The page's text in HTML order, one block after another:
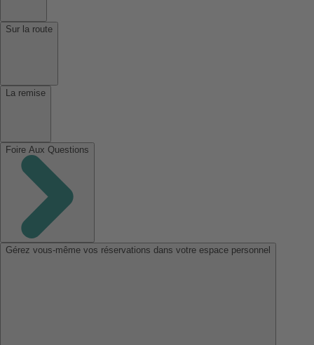
Sur la route
La remise
Foire Aux Questions
Gérez vous-même vos réservations dans votre espace personnel